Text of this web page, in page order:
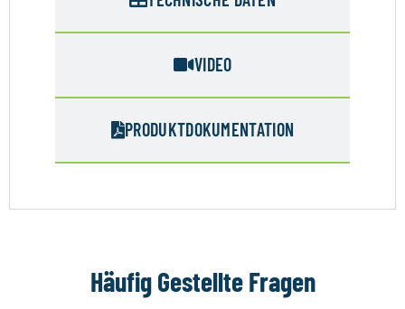
VIDEO
PRODUKTDOKUMENTATION
Häufig Gestellte Fragen